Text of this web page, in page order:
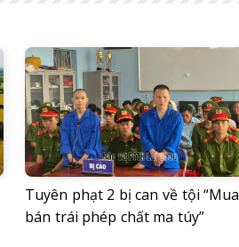
Tuyên phạt 2 bị can về tội “Mua
bán trái phép chất ma túy”